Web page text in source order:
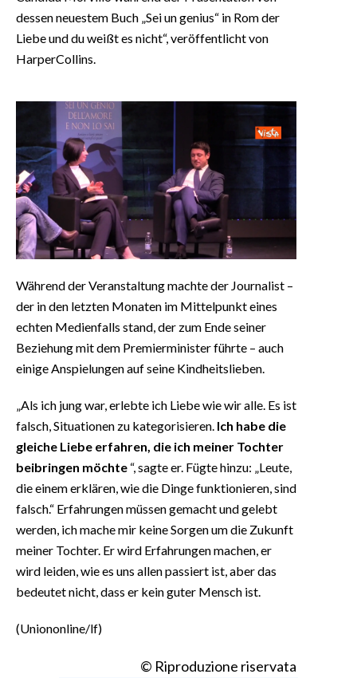
dessen neuestem Buch „Sei un genius“ in Rom der
Liebe und du weißt es nicht“, veröffentlicht von
HarperCollins.
Während der Veranstaltung machte der Journalist –
der in den letzten Monaten im Mittelpunkt eines
echten Medienfalls stand, der zum Ende seiner
Beziehung mit dem Premierminister führte – auch
einige Anspielungen auf seine Kindheitslieben.
„Als ich jung war, erlebte ich Liebe wie wir alle. Es ist
falsch, Situationen zu kategorisieren. Ich habe die
gleiche Liebe erfahren, die ich meiner Tochter
beibringen möchte “, sagte er. Fügte hinzu: „Leute,
die einem erklären, wie die Dinge funktionieren, sind
falsch.“ Erfahrungen müssen gemacht und gelebt
werden, ich mache mir keine Sorgen um die Zukunft
meiner Tochter. Er wird Erfahrungen machen, er
wird leiden, wie es uns allen passiert ist, aber das
bedeutet nicht, dass er kein guter Mensch ist.
(Uniononline/lf)
© Riproduzione riservata